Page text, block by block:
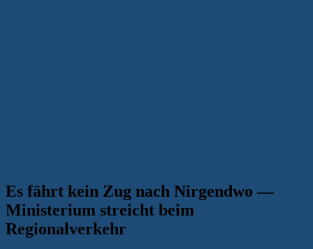
Es fährt kein Zug nach Nirgendwo —
Ministerium streicht beim
Regionalverkehr